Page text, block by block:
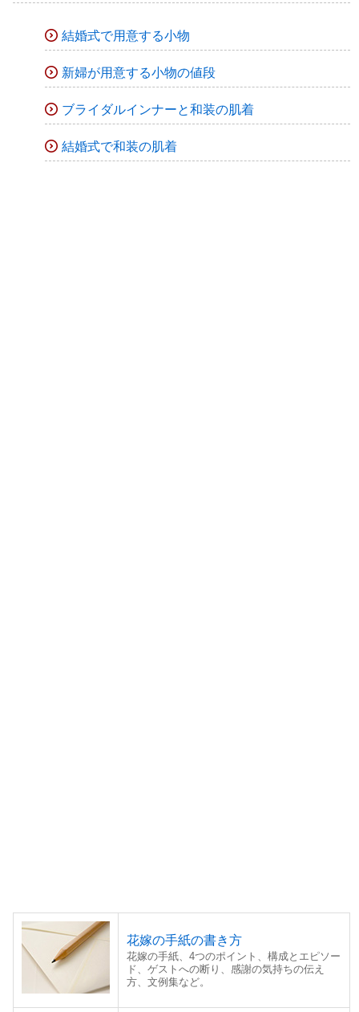
結婚式で用意する小物
新婦が用意する小物の値段
ブライダルインナーと和装の肌着
結婚式で和装の肌着
花嫁の手紙の書き方
花嫁の手紙、4つのポイント、構成とエピソー
ド、ゲストへの断り、感謝の気持ちの伝え
方、文例集など。